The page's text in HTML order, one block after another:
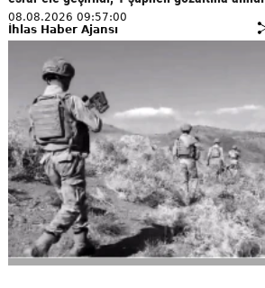
08.08.2026 09:57:00
İhlas Haber Ajansı